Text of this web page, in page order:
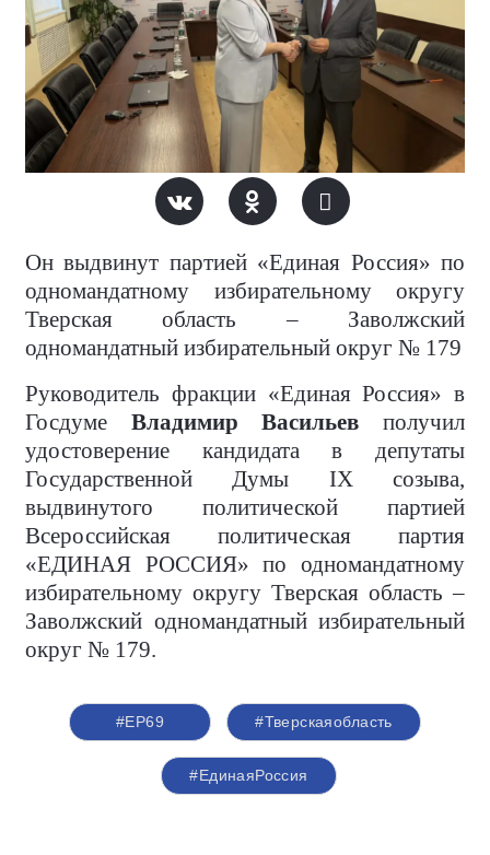
Он выдвинут партией «Единая Россия» по
одномандатному избирательному округу
Тверская область – Заволжский
одномандатный избирательный округ № 179
Руководитель фракции «Единая Россия» в
Госдуме Владимир Васильев получил
удостоверение кандидата в депутаты
Государственной Думы IX созыва,
выдвинутого политической партией
Всероссийская политическая партия
«ЕДИНАЯ РОССИЯ» по одномандатному
избирательному округу Тверская область –
Заволжский одномандатный избирательный
округ № 179.
#ЕР69 #Тверскаяобласть
#ЕдинаяРоссия